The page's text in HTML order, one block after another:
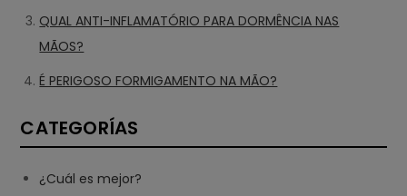
QUAL ANTI-INFLAMATÓRIO PARA DORMÊNCIA NAS
MÃOS?
É PERIGOSO FORMIGAMENTO NA MÃO?
CATEGORÍAS
¿Cuál es mejor?